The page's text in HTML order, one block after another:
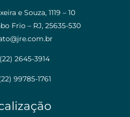
e Souza, 1119 – 10
Frio – RJ, 25635-530
2645-3914
99785-1761